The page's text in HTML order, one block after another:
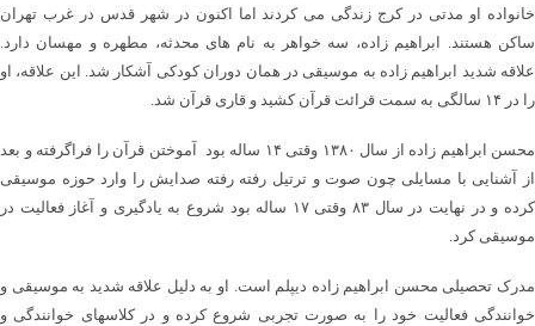
خانواده او مدتی در کرج زندگی می کردند اما اکنون در شهر قدس در غرب تهران
ساکن هستند. ابراهیم زاده، سه خواهر به نام های محدثه، مطهره و مهسان دارد.
علاقه شدید ابراهیم زاده به موسیقی در همان دوران کودکی آشکار شد. این علاقه، او
را در ۱۴ سالگی به سمت قرائت قرآن کشید و قاری قرآن شد.
محسن ابراهیم زاده از سال ۱۳۸۰ وقتی ۱۴ ساله بود آموختن قرآن را فراگرفته و بعد
از آشنایی با مسایلی چون صوت و ترتیل رفته رفته صدایش را وارد حوزه موسیقی
کرده و در نهایت در سال ۸۳ وقتی ۱۷ ساله بود شروع به یادگیری و آغاز فعالیت در
موسیقی کرد.
مدرک تحصیلی محسن ابراهیم زاده دیپلم است. او به دلیل علاقه شدید به موسیقی و
خوانندگی فعالیت خود را به صورت تجربی شروع کرده و در کلاسهای خوانندگی و